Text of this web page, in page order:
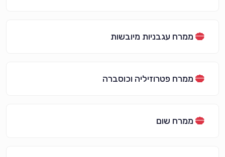
ממרח עגבניות מיובשות
ממרח פטרוזיליה וכוסברה
ממרח שום